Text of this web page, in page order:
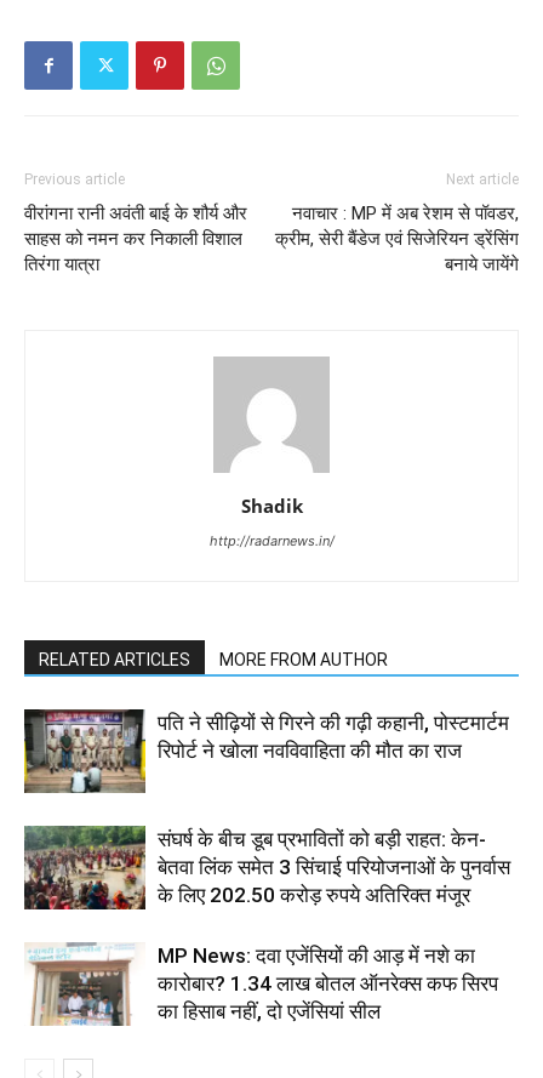
Previous article
वीरांगना रानी अवंती बाई के शौर्य और
साहस को नमन कर निकाली विशाल
तिरंगा यात्रा
Next article
नवाचार : MP में अब रेशम से पॉवडर,
क्रीम, सेरी बैंडेज एवं सिजेरियन ड्रेंसिंग
बनाये जायेंगे
Shadik
http://radarnews.in/
RELATED ARTICLES MORE FROM AUTHOR
पति ने सीढ़ियों से गिरने की गढ़ी कहानी, पोस्टमार्टम
रिपोर्ट ने खोला नवविवाहिता की मौत का राज
संघर्ष के बीच डूब प्रभावितों को बड़ी राहत: केन-
बेतवा लिंक समेत 3 सिंचाई परियोजनाओं के पुनर्वास
के लिए 202.50 करोड़ रुपये अतिरिक्त मंजूर
MP News: दवा एजेंसियों की आड़ में नशे का
कारोबार? 1.34 लाख बोतल ऑनरेक्स कफ सिरप
का हिसाब नहीं, दो एजेंसियां सील